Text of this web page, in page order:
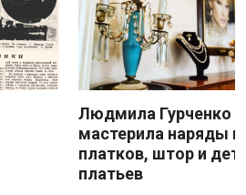
Людмила Гурченко
мастерила наряды
платков, штор и
платьев